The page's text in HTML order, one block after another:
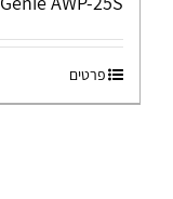
פרטים